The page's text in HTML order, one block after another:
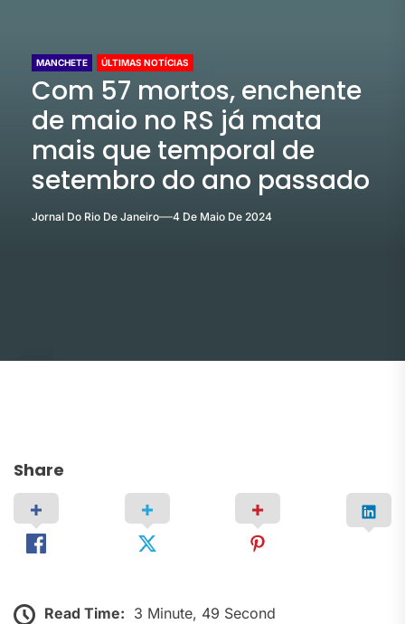
MANCHETE ÚLTIMAS NOTÍCIAS
Com 57 mortos, enchente
de maio no RS já mata
mais que temporal de
setembro do ano passado
Jornal Do Rio De Janeiro 4 De Maio De 2024
Share
Read Time: 3 Minute, 49 Second